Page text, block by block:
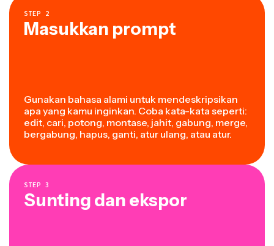
STEP 2
Masukkan prompt
Gunakan bahasa alami untuk mendeskripsikan
apa yang kamu inginkan. Coba kata-kata seperti:
edit, cari, potong, montase, jahit, gabung, merge,
bergabung, hapus, ganti, atur ulang, atau atur.
STEP 3
Sunting dan ekspor